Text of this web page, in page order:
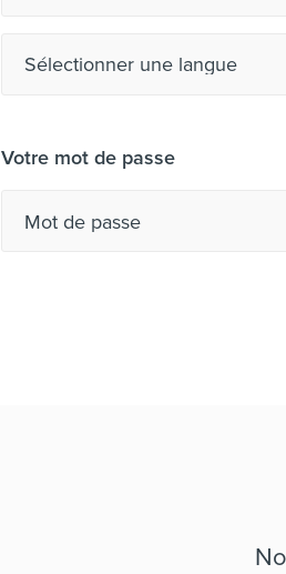
Langue de contact *
Votre mot de passe